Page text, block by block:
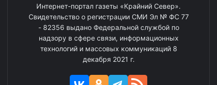
Интернет-портал газеты «Крайний Север».
Свидетельство о регистрации СМИ Эл № ФС 77
- 82356 выдано Федеральной службой по
надзору в сфере связи, информационных
технологий и массовых коммуникаций 8
декабря 2021 г.